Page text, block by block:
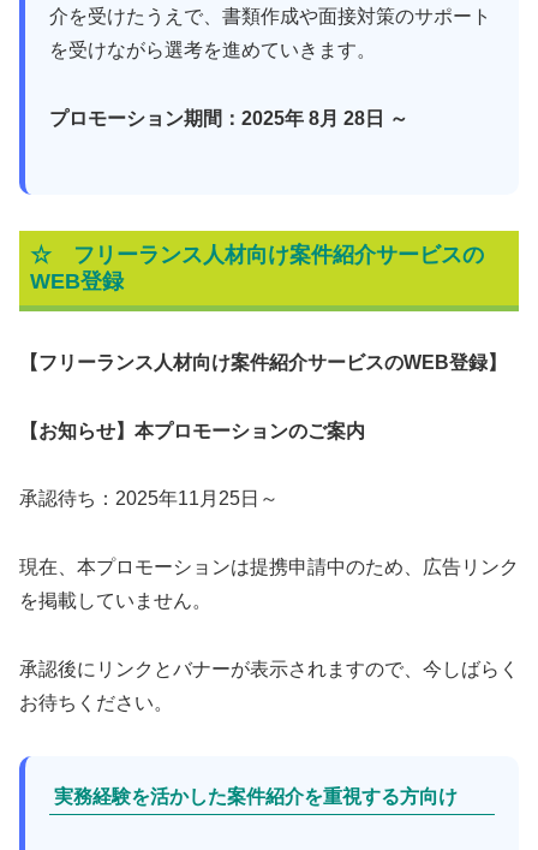
介を受けたうえで、書類作成や面接対策のサポート
を受けながら選考を進めていきます。
プロモーション期間：2025年 8月 28日 ～
☆ フリーランス人材向け案件紹介サービスの
WEB登録
【フリーランス人材向け案件紹介サービスのWEB登録】
【お知らせ】本プロモーションのご案内
承認待ち：2025年11月25日～
現在、本プロモーションは提携申請中のため、広告リンク
を掲載していません。
承認後にリンクとバナーが表示されますので、今しばらく
お待ちください。
実務経験を活かした案件紹介を重視する方向け